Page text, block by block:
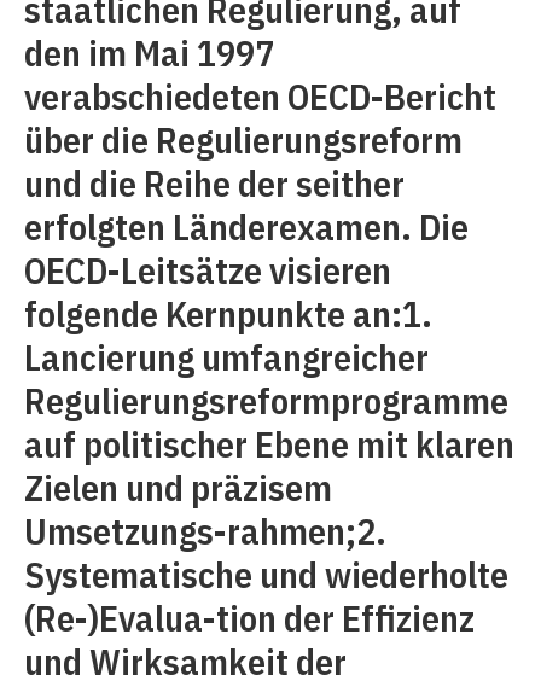
den im Mai 1997
verabschiedeten OECD-Bericht
über die Regulierungsreform
und die Reihe der seither
erfolgten Länderexamen. Die
OECD-Leitsätze visieren
folgende Kernpunkte an:1.
Lancierung umfangreicher
Regulierungsreformprogramme
auf politischer Ebene mit klaren
Zielen und präzisem
Umsetzungs-rahmen;2.
Systematische und wiederholte
(Re-)Evalua-tion der Effizienz
und Wirksamkeit der